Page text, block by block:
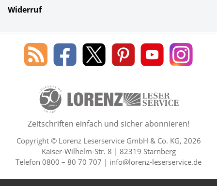
Widerruf
Social Media
Blog
des
Leserservice
Lorenz
Leserservice
Lorenz
Leserservice
Lorenz
Leserservice
Lorenz
Leserservice
Lorenz
50 Lesefreude im Abo Jahre
Zeitschriften einfach und sicher abonnieren!
Copyright © Lorenz Leserservice GmbH & Co. KG, 2026
Kaiser-Wilhelm-Str. 8 | 82319 Starnberg
Telefon 0800 – 80 70 707 | info@lorenz-leserservice.de